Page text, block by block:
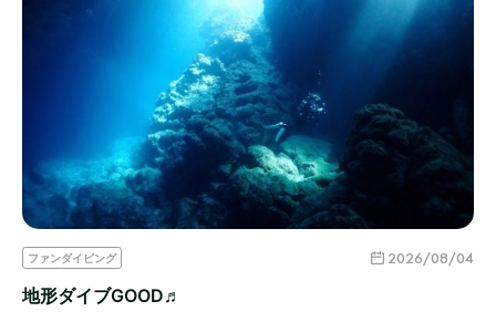
ファンダイビング 2026/08/04
地形ダイブGOOD♬